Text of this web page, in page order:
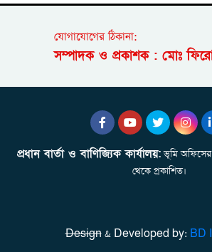
যোগাযোগের ঠিকানা:
সম্পাদক ও প্রকাশক : মোঃ
প্রধান বার্তা ও বাণিজ্যিক কার্যালয়:ভূমি অফিসের
থেকে প্রকাশিত।
Design& Developed by: BD